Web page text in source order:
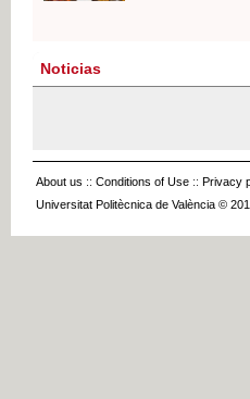
Noticias
About us :: Conditions of Use :: Privacy
Universitat Politècnica de València ©